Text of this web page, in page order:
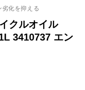
劣化を抑える
クルオイル
3410737 エン